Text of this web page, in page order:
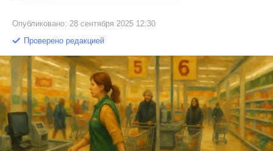
Опубликовано: 28 сентября 2025 12:30
Проверено редакцией